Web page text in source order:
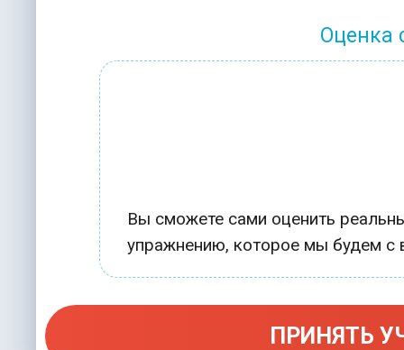
Оценка
Вы сможете сами оценить
упражнению, которое мы будем с
ПРИНЯТЬ